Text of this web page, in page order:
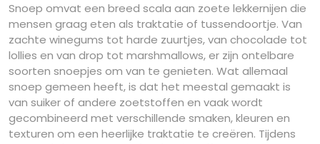
Snoep omvat een breed scala aan zoete lekkernijen die
mensen graag eten als traktatie of tussendoortje. Van
zachte winegums tot harde zuurtjes, van chocolade tot
lollies en van drop tot marshmallows, er zijn ontelbare
soorten snoepjes om van te genieten. Wat allemaal
snoep gemeen heeft, is dat het meestal gemaakt is
van suiker of andere zoetstoffen en vaak wordt
gecombineerd met verschillende smaken, kleuren en
texturen om een heerlijke traktatie te creëren. Tijdens